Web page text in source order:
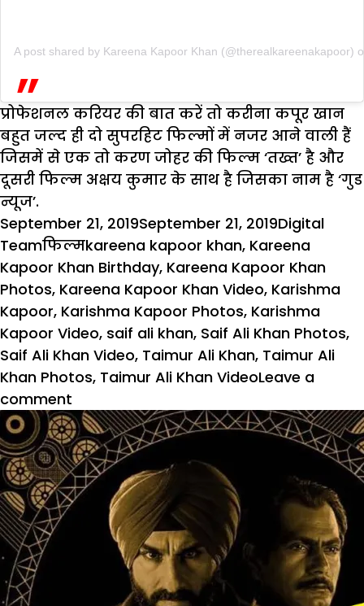
A post shared by Kareena Kapoor Khan (@therealkareenakapoor)
प्रोफेशनल करियर की बात करें तो करीना कपूर खान
बहुत जल्द ही दो सुपरहिट फिल्मों में नजर आने वाली हैं
जिसमें से एक तो करण जोहर की फिल्म ‘तख्त’ है और
दूसरी फिल्म अक्षय कुमार के साथ है जिसका नाम है ‘गुड
न्यूज’.
Posted
on
September 21, 2019September 21, 2019Author
Digital
TeamCategories
फिल्मTags
kareena kapoor khan, Kareena
Kapoor Khan Birthday, Kareena Kapoor Khan
Photos, Kareena Kapoor Khan Video, Karishma
Kapoor, Karishma Kapoor Photos, Karishma
Kapoor Video, saif ali khan, Saif Ali Khan Photos,
Saif Ali Khan Video, Taimur Ali Khan, Taimur Ali
Khan Photos, Taimur Ali Khan VideoLeave a
comment
39
साल
की
हुईं
बेबो,
पटौदी